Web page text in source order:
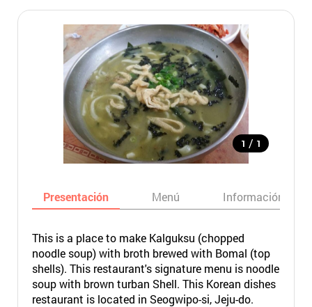
1 / 1
Presentación Menú Información
This is a place to make Kalguksu (chopped
noodle soup) with broth brewed with Bomal (top
shells). This restaurant's signature menu is noodle
soup with brown turban Shell. This Korean dishes
restaurant is located in Seogwipo-si, Jeju-do.